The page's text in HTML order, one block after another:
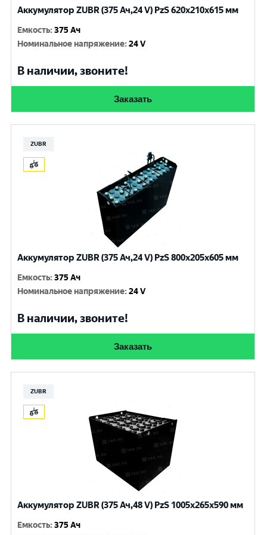
Аккумулятор ZUBR (375 Ач,24 V) PzS 620x210x615 мм
Емкость:375 Ач
Номинальное напряжение:24 V
В наличии, звоните!
Заказать
ZUBR
Аккумулятор ZUBR (375 Ач,24 V) PzS 800x205x605 мм
Емкость:375 Ач
Номинальное напряжение:24 V
В наличии, звоните!
Заказать
ZUBR
Аккумулятор ZUBR (375 Ач,48 V) PzS 1005x265x590 мм
Емкость:375 Ач